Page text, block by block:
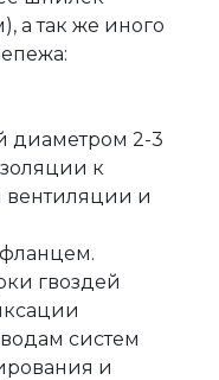
а так же иного
диаметром 2-3
к
вентиляции и
гвоздей
систем
и